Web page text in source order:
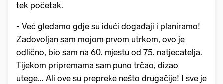
tek početak.
- Već gledamo gdje su idući događaji i planiramo!
Zadovoljan sam mojom prvom utrkom, ovo je
odlično, bio sam na 60. mjestu od 75. natjecatelja.
Tijekom pripremama sam puno trčao, dizao
utege... Ali ove su prepreke nešto drugačije! I sve je